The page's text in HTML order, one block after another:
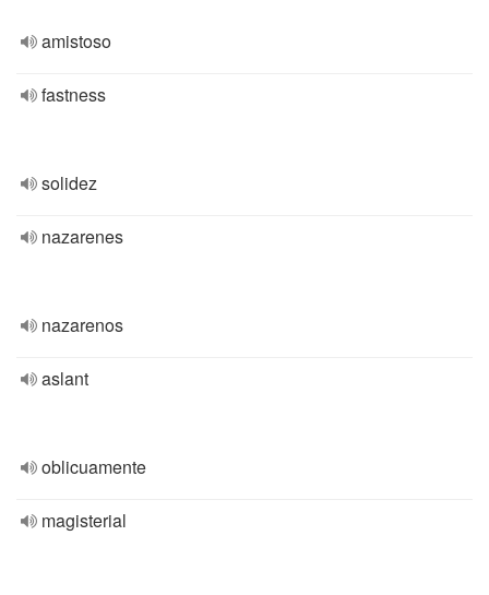
amistoso
fastness
solidez
nazarenes
nazarenos
aslant
oblicuamente
magisterial